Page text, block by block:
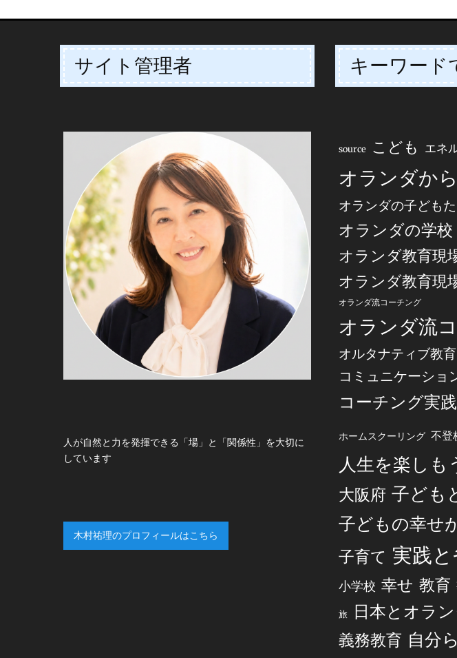
ナ
ビ
ゲ
ー
ョ
サイト管理者
人が自然と力を発揮できる「場」と「関係性」を大切に
しています
木村祐理のプロフィールはこちら
キーワード
source こども エネ
オランダか
オランダの子ども
オランダの学校
オランダ教育現
オランダ教育現
オランダ流コーチング
オランダ流
オルタナティブ教育
コミュニケーショ
コーチング実践
ホームスクーリング 不登
人生を楽しも
大阪府 子ども
子どもの幸せ
子育て 実践
小学校 幸せ 教育
旅 日本とオラ
義務教育 自分